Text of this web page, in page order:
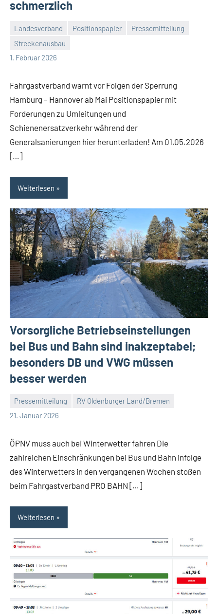
schmerzlich
Landesverband Positionspapier
Pressemitteilung
Streckenausbau
1. Februar 2026
Malte
Diehl
Kommentare
Fahrgastverband warnt vor Folgen der Sperrung
Hamburg – Hannover ab Mai Positionspapier mit
Forderungen zu Umleitungen und
Schienenersatzverkehr während der
Generalsanierungen hier herunterladen! Am 01.05.2026
[…]
Weiterlesen
Vorsorgliche Betriebseinstellungen
bei Bus und Bahn sind inakzeptabel;
besonders DB und VWG müssen
besser werden
Pressemitteilung
RV Oldenburger Land/Bremen
21. Januar 2026
Malte
Keine
ÖPNV muss auch bei Winterwetter fahren Die
zahlreichen Einschränkungen bei Bus und Bahn infolge
des Winterwetters in den vergangenen Wochen stoßen
beim Fahrgastverband PRO BAHN […]
Weiterlesen